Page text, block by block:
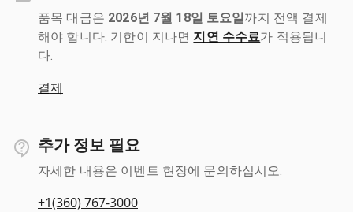
품목 대금은 2026년 7월 18일 토요일까지 전액 결제
해야 합니다. 기한이 지나면 지연 수수료가 적용됩니
다.
결제
추가 정보 필요
자세한 내용은 이벤트 현장에 문의하십시오.
+1(360) 767-3000